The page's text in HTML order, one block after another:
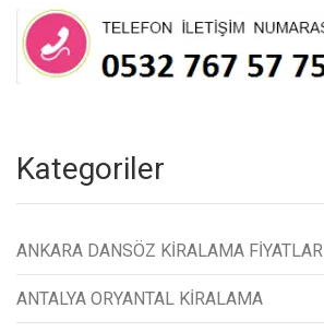
Kategoriler
ANKARA DANSÖZ KİRALAMA FİYATLARI
ANTALYA ORYANTAL KİRALAMA